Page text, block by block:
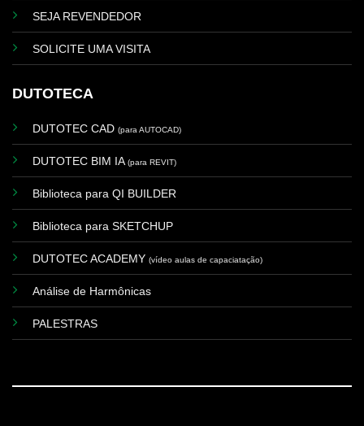
SEJA REVENDEDOR
SOLICITE UMA VISITA
DUTOTECA
DUTOTEC CAD (para AUTOCAD)
DUTOTEC BIM IA (para REVIT)
Biblioteca para QI BUILDER
Biblioteca para SKETCHUP
DUTOTEC ACADEMY (vídeo aulas de capaciatação)
Análise de Harmônicas
PALESTRAS